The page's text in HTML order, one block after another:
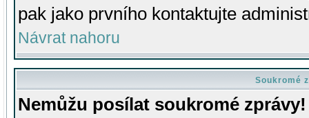
pak jako prvního kontaktujte
Návrat nahoru
Soukromé
Nemůžu posílat soukromé zprávy!